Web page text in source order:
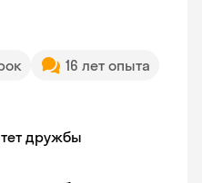
16 лет опыта
дружбы